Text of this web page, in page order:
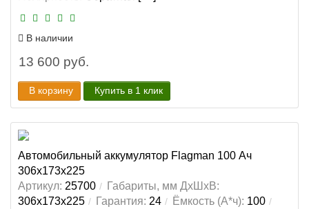
В наличии
13 600 руб.
В корзину Купить в 1 клик
Автомобильный аккумулятор Flagman 100 Ач
306x173x225
Артикул: 25700
Габариты, мм ДхШхВ:
306x173x225
Гарантия: 24 Ёмкость (А*ч): 100